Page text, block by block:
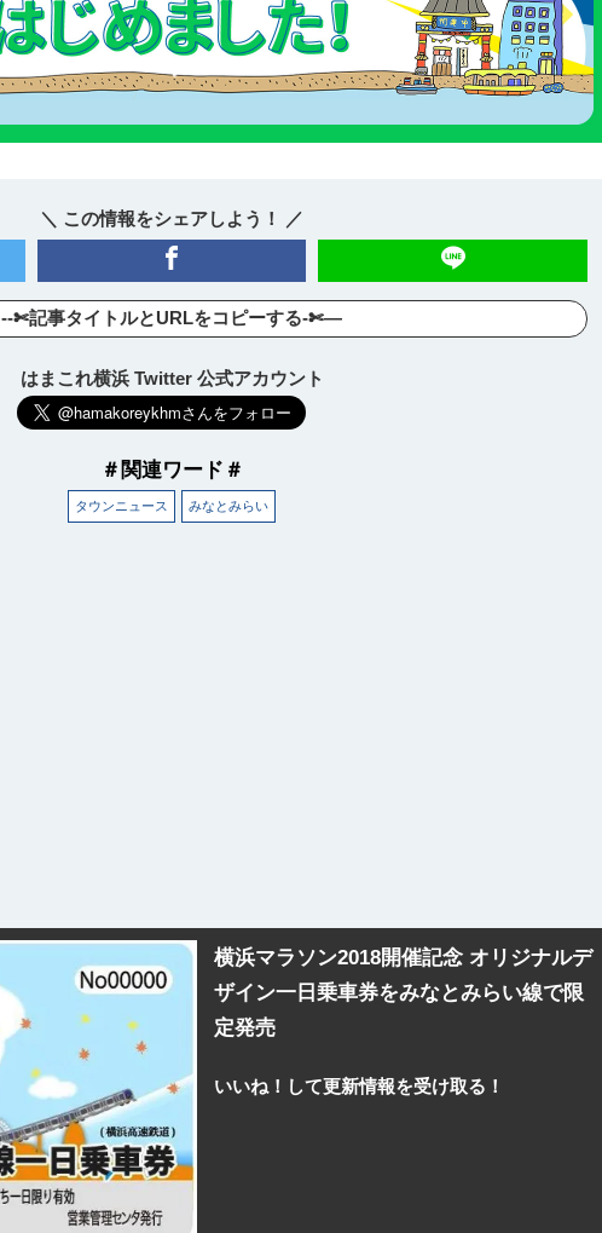
＼ この情報をシェアしよう！ ／
--✄記事タイトルとURLをコピーする-✄—
はまこれ横浜 Twitter 公式アカウント
＃関連ワード＃
タウンニュース みなとみらい
横浜マラソン2018開催記念 オリジナルデ
ザイン一日乗車券をみなとみらい線で限
定発売
いいね！して更新情報を受け取る！